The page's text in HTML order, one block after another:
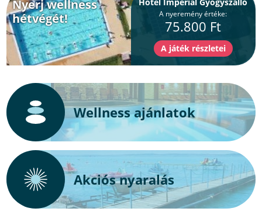
Nyerj wellness
hétvégét!
Hotel Imperial Gyógyszálló
A nyeremény értéke:
75.800 Ft
Wellness ajánlatok
Akciós nyaralás